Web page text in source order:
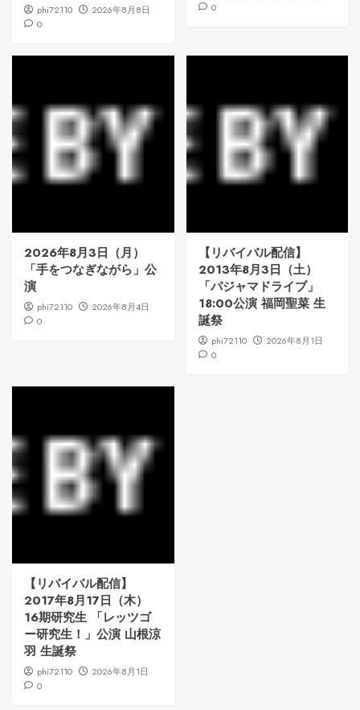
phi72110
2026年8月8日
0
0
2026年8月3日（月）
「手をつなぎながら」公
演
phi72110
2026年8月4日
0
【リバイバル配信】
2013年8月3日（土）
「パジャマドライブ」
18:00公演 福岡聖菜 生
誕祭
phi72110
2026年8月1日
0
【リバイバル配信】
2017年8月17日（木）
16期研究生 「レッツゴ
ー研究生！」公演 山根涼
羽 生誕祭
phi72110
2026年8月1日
0